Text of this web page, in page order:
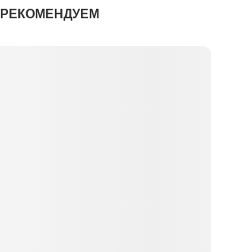
РЕКОМЕНДУЕМ